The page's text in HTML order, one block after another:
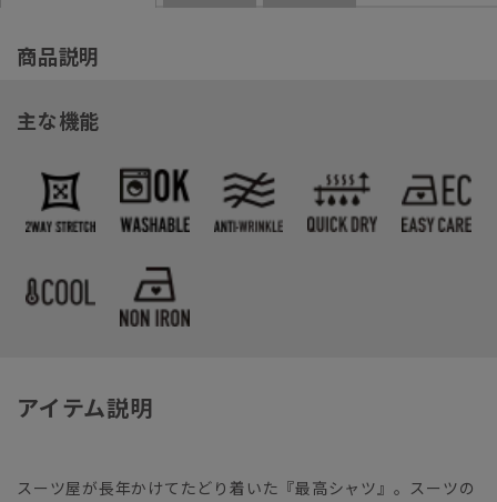
商品説明
主な機能
アイテム説明
スーツ屋が長年かけてたどり着いた『最高シャツ』。スーツの